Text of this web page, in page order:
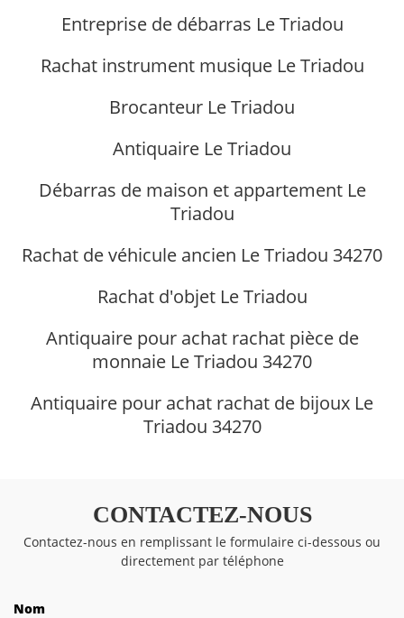
Entreprise de débarras Le Triadou
Rachat instrument musique Le Triadou
Brocanteur Le Triadou
Antiquaire Le Triadou
Débarras de maison et appartement Le
Triadou
Rachat de véhicule ancien Le Triadou 34270
Rachat d'objet Le Triadou
Antiquaire pour achat rachat pièce de
monnaie Le Triadou 34270
Antiquaire pour achat rachat de bijoux Le
Triadou 34270
CONTACTEZ-NOUS
Contactez-nous en remplissant le formulaire ci-dessous ou
directement par téléphone
Nom